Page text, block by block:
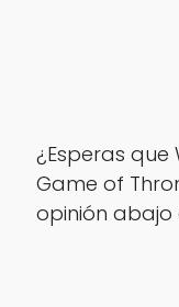
¿Esperas que
Game of
opinión abajo